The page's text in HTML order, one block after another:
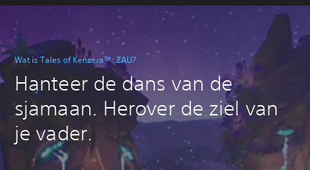
Wat is Tales of Kenzera™: ZAU?
Hanteer de dans van de
sjamaan. Herover de ziel van
je vader.